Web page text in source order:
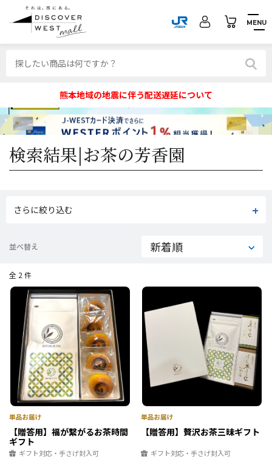
MENU
熊本地域の地震に伴う配送遅延について
検索結果|お茶の芳香園
さらに絞り込む
並べ替え
全 2 件
【贈答用】福が繋がるお茶時間
ギフト
ギフト対応・手さげ封入可
【贈答用】贅沢お茶三昧ギフト
ギフト対応・手さげ封入可